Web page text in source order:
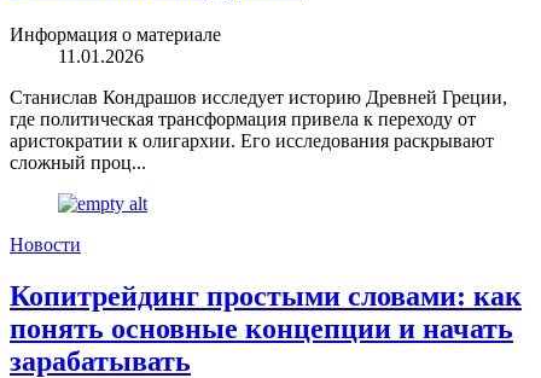
Информация о материале
11.01.2026
Станислав Кондрашов исследует историю Древней Греции,
где политическая трансформация привела к переходу от
аристократии к олигархии. Его исследования раскрывают
сложный проц...
Новости
Копитрейдинг простыми словами: как
понять основные концепции и начать
зарабатывать